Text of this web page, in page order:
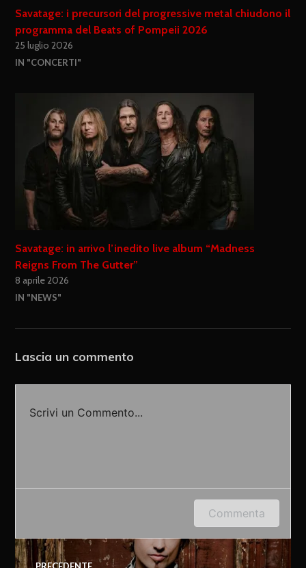
Savatage: i precursori del progressive metal chiudono il
programma del Beats of Pompeii 2026
25 luglio 2026
IN "CONCERTI"
Savatage: in arrivo l’inedito live album “Madness
Reigns From The Gutter”
8 aprile 2026
IN "NEWS"
Lascia un commento
Scrivi un Commento...
Accedi o fornisci il tuo nome o indirizzo e-mail
Commenta